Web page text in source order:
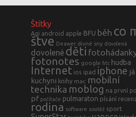
Štítky
Agi android apple BFU běh co
štve Deawer divné sny dovolená
dovolené děti
fotonotes google htc hudba
Internet ios ipad iphone
kuchyni knihy mac mobilní
technika moblog na první
pf počítače pulmaraton písání
rodina software soutěž sport